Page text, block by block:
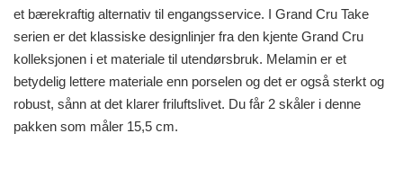
et bærekraftig alternativ til engangsservice. I Grand Cru Take
serien er det klassiske designlinjer fra den kjente Grand Cru
kolleksjonen i et materiale til utendørsbruk. Melamin er et
betydelig lettere materiale enn porselen og det er også sterkt og
robust, sånn at det klarer friluftslivet. Du får 2 skåler i denne
pakken som måler 15,5 cm.